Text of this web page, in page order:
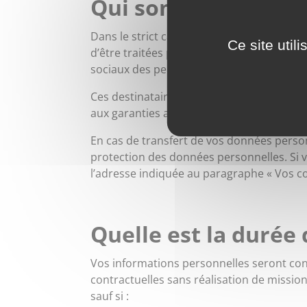
Qui sont les
Dans le strict cadre des finalités
d’être traitées par nos partenaires,
sociaux des personnes impliquées ainsi
Ces destinataires peuvent
aux garanties appropriées vous seront
En cas de transfert de vos données
protection des données personnelles. Si
l’adresse indiquée au paragraphe « Vos
Quelle est la durée
Vos informations personnelles seront
contractuelles sans réalisation de
sauf si :
Ce site